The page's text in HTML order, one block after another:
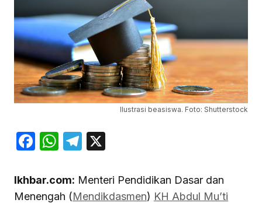
Ilustrasi beasiswa. Foto: Shutterstock
Facebook
WhatsApp
Telegram
Ikhbar.com: Menteri Pendidikan Dasar dan
Menengah (Mendikdasmen) KH Abdul Mu’ti